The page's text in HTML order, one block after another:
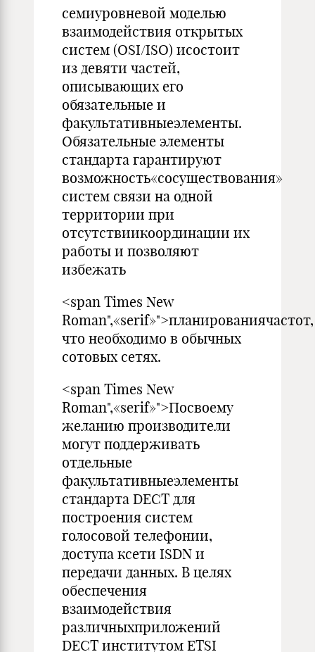
семиуровневой моделью
взаимодействия открытых
систем (OSI/ISO) исостоит
из девяти частей,
описывающих его
обязательные и
факультативныеэлементы.
Обязательные элементы
стандарта гарантируют
возможность«сосуществования»
систем связи на одной
территории при
отсутствиикоординации их
работы и позволяют
избежать
<span Times New
Roman",«serif»">планированиячастот,
что необходимо в обычных
сотовых сетях.
<span Times New
Roman",«serif»">Посвоему
желанию производители
могут поддерживать
отдельные
факультативныеэлементы
стандарта DECT для
построения систем
голосовой телефонии,
доступа ксети ISDN и
передачи данных. В целях
обеспечения
взаимодействия
различныхприложений
DECT институтом ETSI